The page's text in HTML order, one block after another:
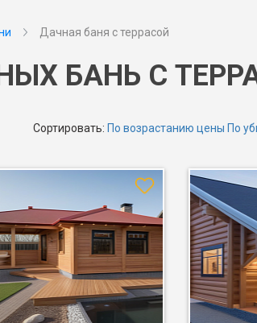
Дачная баня с террасой
БАНЬ С
Сортировать: По возрастанию цены По